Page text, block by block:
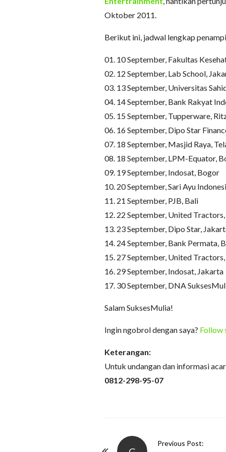
Oktober 2011.
Berikut ini, jadwal lengkap
01. 10 September, Fakultas
02. 12 September, Lab School,
03. 13 September, Universitas
04. 14 September, Bank Rakyat
05. 15 September, Tupperware,
06. 16 September, Dipo Star
07. 18 September, Masjid Raya,
08. 18 September, LPM-Equator,
09. 19 September, Indosat, Bogor
10. 20 September, Sari Ayu
11. 21 September, PJB, Bali
12. 22 September, United
13. 23 September, Dipo Star,
14. 24 September, Bank Permata,
15. 27 September, United
16. 29 September, Indosat, Jakarta
17. 30 September, DNA
Salam SuksesMulia!
Ingin ngobrol dengan saya? Follow
Keterangan:
Untuk undangan dan informasi
0812-298-95-07
Previous Post: